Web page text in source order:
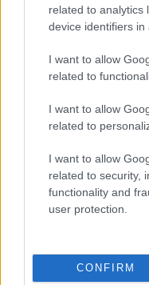
related to analytics
device identifiers in
I want to allow
related to
I want to allow
related to
I want to allow
related to security,
functionality and
user protection.
CONFIRM
Δεκαπενταύγουστος